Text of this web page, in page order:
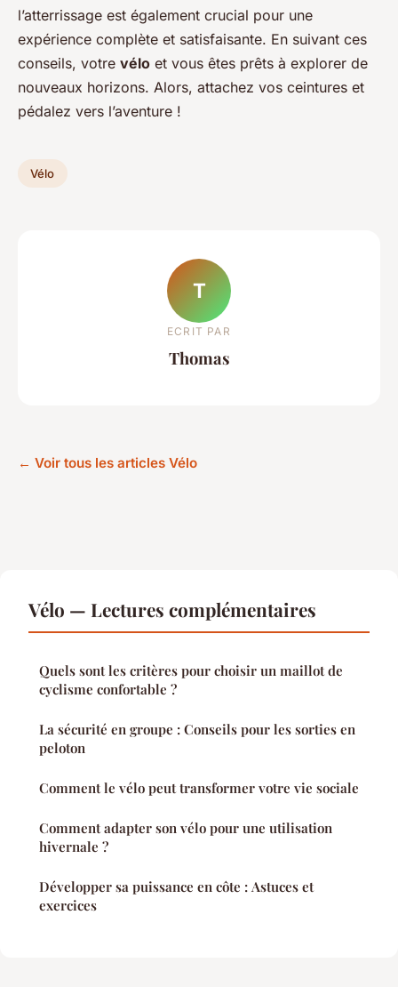
l’atterrissage est également crucial pour une
expérience complète et satisfaisante. En suivant ces
conseils, votre vélo et vous êtes prêts à explorer de
nouveaux horizons. Alors, attachez vos ceintures et
pédalez vers l’aventure !
Vélo
T
ECRIT PAR
Thomas
← Voir tous les articles Vélo
Vélo — Lectures complémentaires
Quels sont les critères pour choisir un maillot de
cyclisme confortable ?
La sécurité en groupe : Conseils pour les sorties en
peloton
Comment le vélo peut transformer votre vie sociale
Comment adapter son vélo pour une utilisation
hivernale ?
Développer sa puissance en côte : Astuces et
exercices